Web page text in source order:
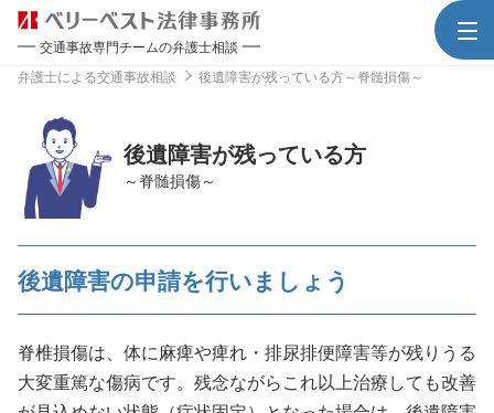
交通事故専門チームの弁護士相談
弁護士による交通事故相談
後遺障害が残っている方～脊髄損傷～
後遺障害が残っている方
～脊髄損傷～
後遺障害の申請を行いましょう
脊椎損傷は、体に麻痺や痺れ・排尿排便障害等が残りうる
大変重篤な傷病です。残念ながらこれ以上治療しても改善